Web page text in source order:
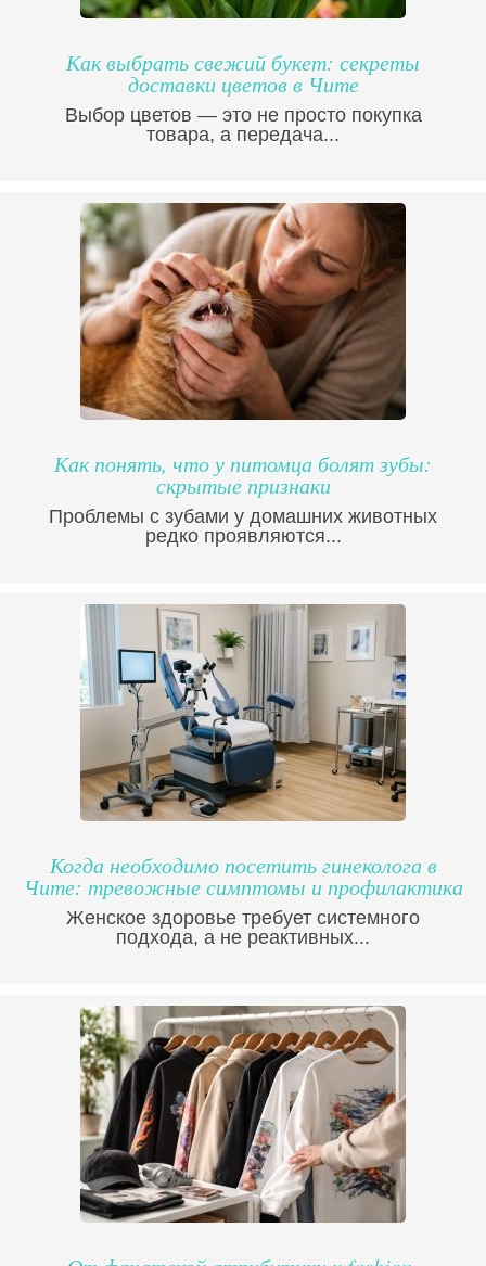
Как выбрать свежий букет: секреты
доставки цветов в Чите
Выбор цветов — это не просто покупка
товара, а передача...
Как понять, что у питомца болят зубы:
скрытые признаки
Проблемы с зубами у домашних животных
редко проявляются...
Когда необходимо посетить гинеколога в
Чите: тревожные симптомы и профилактика
Женское здоровье требует системного
подхода, а не реактивных...